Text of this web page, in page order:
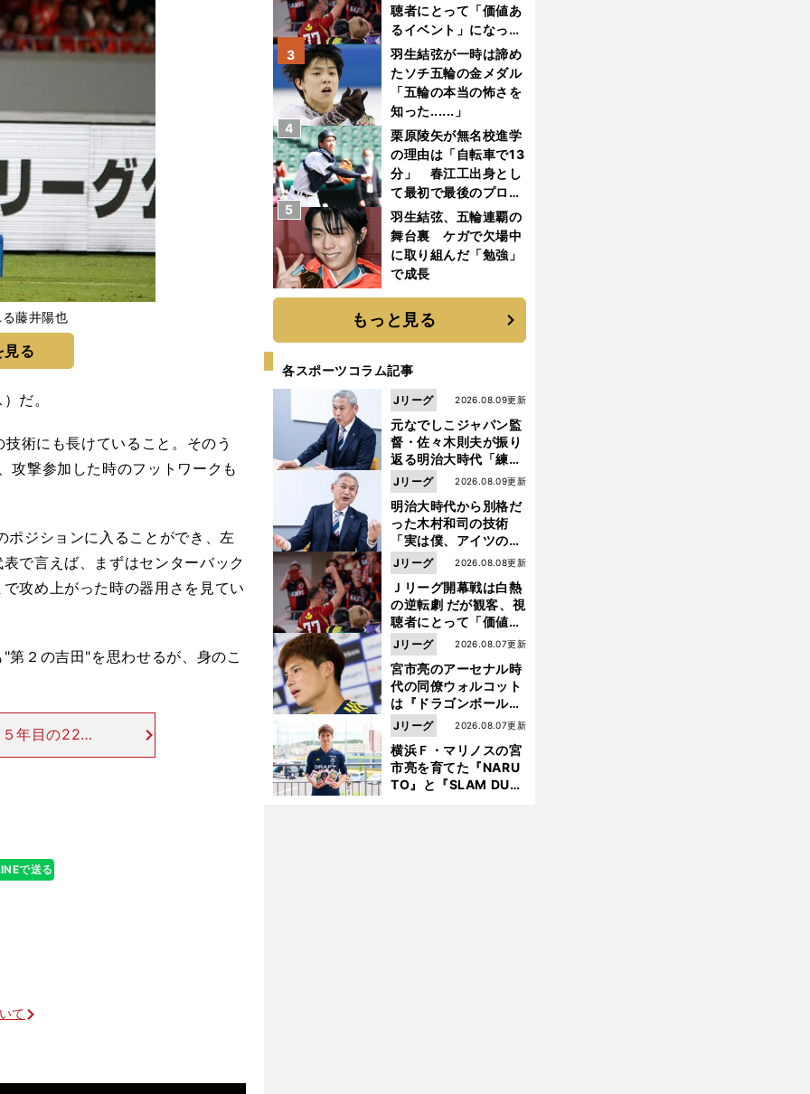
藤井陽也
見る
だ。
術にも長けていること。そのう
攻撃参加した時のフットワークも
ジションに入ることができ、左
で言えば、まずはセンターバック
攻め上がった時の器用さを見てい
２の吉田"を思わせるが、身のこ
年目の22歳
善試合２試合
で送る
て
聴者にとって「価値あ
るイベント」になって
いたか
羽生結弦が一時は諦め
たソチ五輪の金メダル
「五輪の本当の怖さを
知った......」
3
栗原陵矢が無名校進学
の理由は「自転車で13
分」 春江工出身とし
て最初で最後のプロ野
球選手となった
4
羽生結弦、五輪連覇の
舞台裏 ケガで欠場中
に取り組んだ「勉強」
で成長
5
もっと見る
各スポーツコラム記事
元なでしこジャパン監
督・佐々木則夫が振り
返る明治大時代「練習
もしない（木村）和司
が脚光を浴びて...。全
然面白くない４年間で
した」
2026.08.09更新
Jリーグ
明治大時代から別格だ
った木村和司の技術
「実は僕、アイツのフ
ェイントを真似してい
ました」と元なでしこ
ジャパン監督・佐々木
則夫
2026.08.09更新
Jリーグ
Ｊリーグ開幕戦は白熱
の逆転劇 だが観客、視
聴者にとって「価値あ
るイベント」になって
いたか
2026.08.08更新
Jリーグ
宮市亮のアーセナル時
代の同僚ウォルコット
は『ドラゴンボール』
が大好き ポドルスキは
日向小次郎に憧れてい
た
2026.08.07更新
Jリーグ
横浜Ｆ・マリノスの宮
市亮を育てた『NARU
TO』と『SLAM DUN
2026.08.07更新
Jリーグ